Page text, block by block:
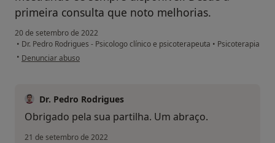
primeira consulta que noto melhorias.
20 de setembro de 2022
• Dr. Pedro Rodrigues - Psicologo clínico e psicoterapeuta • Psicoterapia
• na opinião do utilizador Paciente
Denunciar abuso
Dr. Pedro Rodrigues
Obrigado pela sua partilha. Um abraço.
21 de setembro de 2022